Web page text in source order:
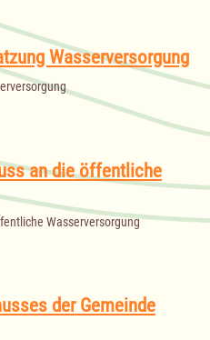
Wasserversorgung
an die öffentliche
Wasserversorgung
der Gemeinde